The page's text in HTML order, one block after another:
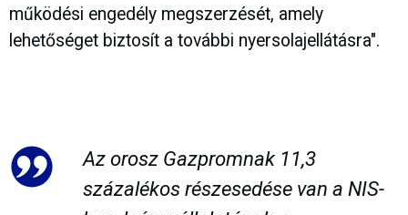
működési engedély megszerzését, amely
lehetőséget biztosít a további nyersolajellátásra".
Az orosz Gazpromnak 11,3
százalékos részesedése van a NIS-